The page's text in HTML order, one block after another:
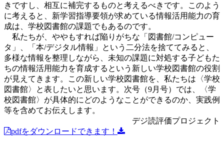
きですし、相互に補完するものと考えるべきです。このよう
に考えると、新学習指導要領が求めている情報活用能力の育
成は、学校図書館の課題でもあるのです。
私たちが、ややもすれば陥りがちな「図書館/コンピュー
タ」、「本/デジタル情報」という二分法を捨ててみると、
多様な情報を整理しながら、未知の課題に対処する子どもた
ちの情報活用能力を育成するという新しい学校図書館の役割
が見えてきます。この新しい学校図書館を、私たちは〈学校
図書館〉と表したいと思います。次号（9月号）では、〈学
校図書館〉が具体的にどのようなことができるのか、実践例
等を含めてお伝えします。
デジ読評価プロジェクト
pdfをダウンロードできます！